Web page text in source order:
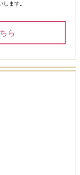
ます。
ら